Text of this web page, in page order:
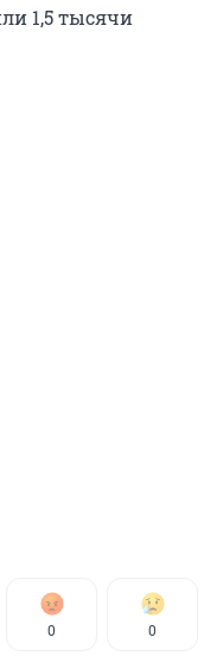
1,5 тысячи
0 0